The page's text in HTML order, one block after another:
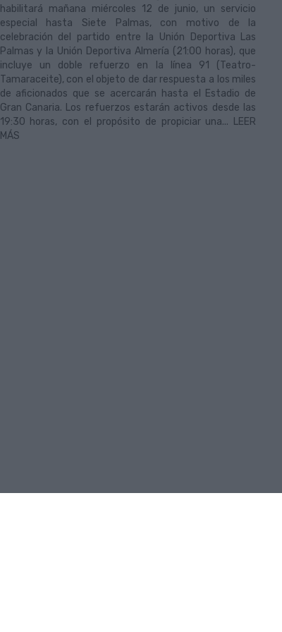
habilitará mañana miércoles 12 de junio, un servicio
especial hasta Siete Palmas, con motivo de la
celebración del partido entre la Unión Deportiva Las
Palmas y la Unión Deportiva Almería (21:00 horas), que
incluye un doble refuerzo en la línea 91 (Teatro-
Tamaraceite), con el objeto de dar respuesta a los miles
de aficionados que se acercarán hasta el Estadio de
Gran Canaria. Los refuerzos estarán activos desde las
19:30 horas, con el propósito de propiciar una... LEER
MÁS